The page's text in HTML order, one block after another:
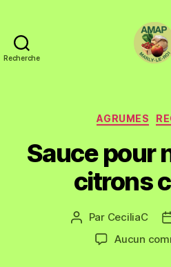
Recherche
AGRUMES
Sauce pour
citrons
Par CeciliaC
Aucun